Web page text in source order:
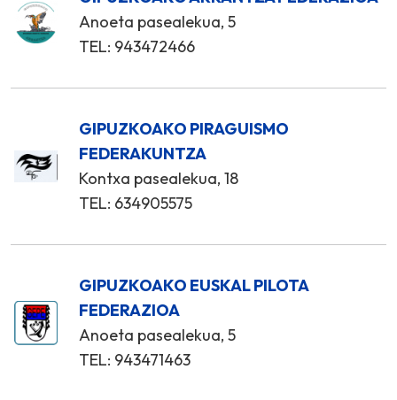
Anoeta pasealekua, 5
TEL: 943472466
GIPUZKOAKO PIRAGUISMO
FEDERAKUNTZA
Kontxa pasealekua, 18
TEL: 634905575
GIPUZKOAKO EUSKAL PILOTA
FEDERAZIOA
Anoeta pasealekua, 5
TEL: 943471463